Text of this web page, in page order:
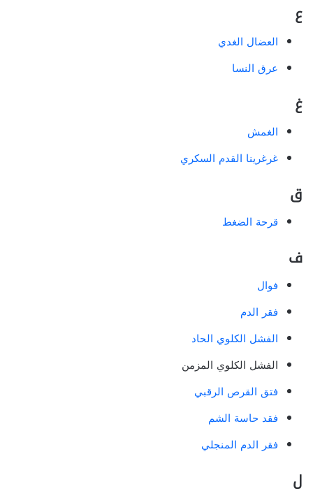
ع
العضال الغدي
عرق النسا
غ
الغمش
غرغرينا القدم السكري
ق
قرحة الضغط
ف
فوال
فقر الدم
الفشل الكلوي الحاد
الفشل الكلوي المزمن
فتق القرص الرقبي
فقد حاسة الشم
فقر الدم المنجلي
ل